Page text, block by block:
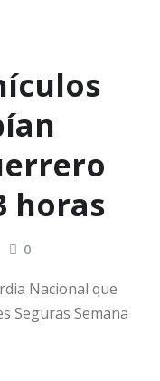
horas
0
Nacional que
Seguras Semana